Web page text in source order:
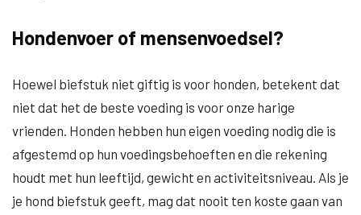
Hondenvoer of mensenvoedsel?
Hoewel biefstuk niet giftig is voor honden, betekent dat
niet dat het de beste voeding is voor onze harige
vrienden. Honden hebben hun eigen voeding nodig die is
afgestemd op hun voedingsbehoeften en die rekening
houdt met hun leeftijd, gewicht en activiteitsniveau. Als je
je hond biefstuk geeft, mag dat nooit ten koste gaan van